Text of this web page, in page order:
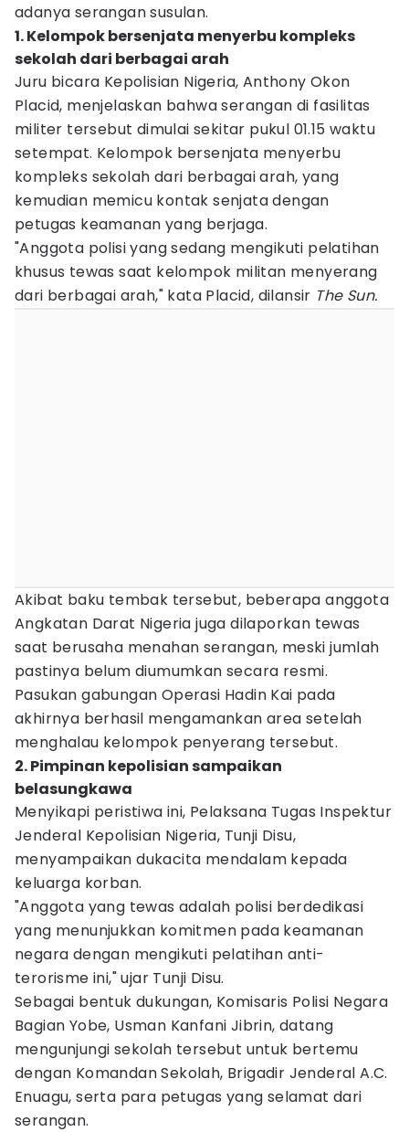
adanya serangan susulan.
1. Kelompok bersenjata menyerbu kompleks
sekolah dari berbagai arah
Juru bicara Kepolisian Nigeria, Anthony Okon
Placid, menjelaskan bahwa serangan di fasilitas
militer tersebut dimulai sekitar pukul 01.15 waktu
setempat. Kelompok bersenjata menyerbu
kompleks sekolah dari berbagai arah, yang
kemudian memicu kontak senjata dengan
petugas keamanan yang berjaga.
"Anggota polisi yang sedang mengikuti pelatihan
khusus tewas saat kelompok militan menyerang
dari berbagai arah," kata Placid, dilansir The Sun.
Akibat baku tembak tersebut, beberapa anggota
Angkatan Darat Nigeria juga dilaporkan tewas
saat berusaha menahan serangan, meski jumlah
pastinya belum diumumkan secara resmi.
Pasukan gabungan Operasi Hadin Kai pada
akhirnya berhasil mengamankan area setelah
menghalau kelompok penyerang tersebut.
2. Pimpinan kepolisian sampaikan
belasungkawa
Menyikapi peristiwa ini, Pelaksana Tugas Inspektur
Jenderal Kepolisian Nigeria, Tunji Disu,
menyampaikan dukacita mendalam kepada
keluarga korban.
"Anggota yang tewas adalah polisi berdedikasi
yang menunjukkan komitmen pada keamanan
negara dengan mengikuti pelatihan anti-
terorisme ini," ujar Tunji Disu.
Sebagai bentuk dukungan, Komisaris Polisi Negara
Bagian Yobe, Usman Kanfani Jibrin, datang
mengunjungi sekolah tersebut untuk bertemu
dengan Komandan Sekolah, Brigadir Jenderal A.C.
Enuagu, serta para petugas yang selamat dari
serangan.